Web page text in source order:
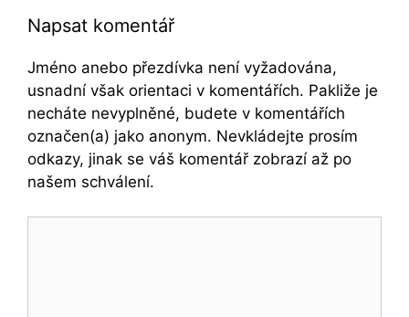
Napsat komentář
Jméno anebo přezdívka není vyžadována,
usnadní však orientaci v komentářích. Pakliže je
necháte nevyplněné, budete v komentářích
označen(a) jako anonym. Nevkládejte prosím
odkazy, jinak se váš komentář zobrazí až po
našem schválení.